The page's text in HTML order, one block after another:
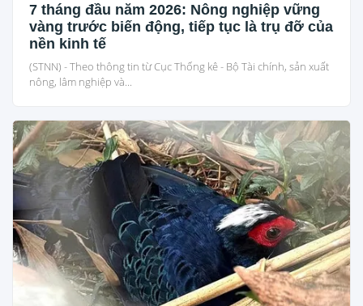
7 tháng đầu năm 2026: Nông nghiệp vững
vàng trước biến động, tiếp tục là trụ đỡ của
nền kinh tế
(STNN) - Theo thông tin từ Cục Thống kê - Bộ Tài chính, sản xuất
nông, lâm nghiệp và...